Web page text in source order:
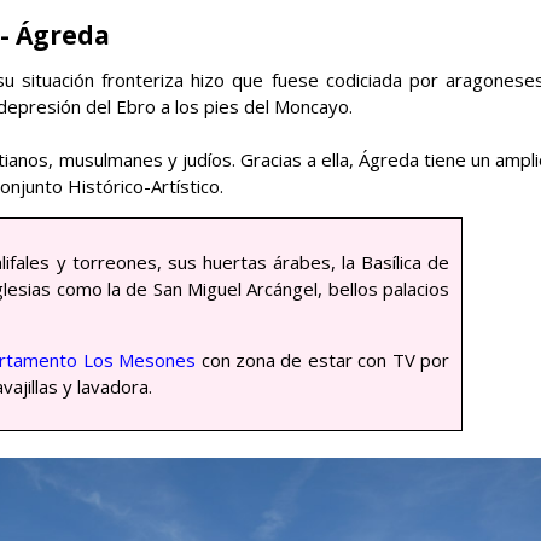
Ágreda
situación fronteriza hizo que fuese codiciada por
del Ebro a los pies del Moncayo.
musulmanes y judíos. Gracias a ella, Ágreda tiene un
Histórico-Artístico.
y torreones, sus huertas árabes, la Basílica de
como la de San Miguel Arcángel, bellos palacios
Los Mesones con zona de estar con TV por
y lavadora.